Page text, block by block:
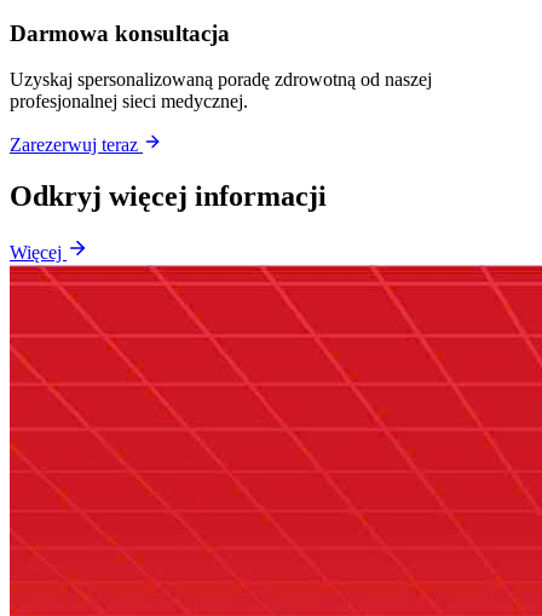
Darmowa konsultacja
Uzyskaj spersonalizowaną poradę zdrowotną od naszej
profesjonalnej sieci medycznej.
Zarezerwuj teraz
Odkryj więcej informacji
Więcej